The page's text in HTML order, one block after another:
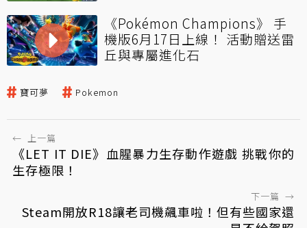
《Pokémon Champions》 手
機版6月17日上線！ 活動贈送雷
丘與專屬進化石
寶可夢 Pokemon
← 上一篇
《LET IT DIE》血腥暴力生存動作遊戲 挑戰你的
生存極限！
下一篇 →
Steam開放R18讓老司機飆車啦！但有些國家還